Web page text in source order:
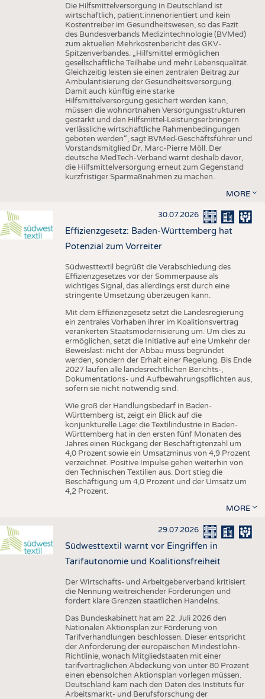
Die Hilfsmittelversorgung in Deutschland ist
wirtschaftlich, patient:innenorientiert und kein
Kostentreiber im Gesundheitswesen, so das Fazit
des Bundesverbands Medizintechnologie (BVMed)
zum aktuellen Mehrkostenbericht des GKV-
Spitzenverbandes. „Hilfsmittel ermöglichen
gesellschaftliche Teilhabe und mehr Lebensqualität.
Gleichzeitig leisten sie einen zentralen Beitrag zur
Ambulantisierung der Gesundheitsversorgung.
Damit auch künftig eine starke
Hilfsmittelversorgung gesichert werden kann,
müssen die wohnortnahen Versorgungsstrukturen
gestärkt und den Hilfsmittel-Leistungserbringern
verlässliche wirtschaftliche Rahmenbedingungen
geboten werden“, sagt BVMed-Geschäftsführer und
Vorstandsmitglied Dr. Marc-Pierre Möll. Der
deutsche MedTech-Verband warnt deshalb davor,
die Hilfsmittelversorgung erneut zum Gegenstand
kurzfristiger Sparmaßnahmen zu machen.
MORE
30.07.2026
Effizienzgesetz: Baden-Württemberg hat
Potenzial zum Vorreiter
Südwesttextil begrüßt die Verabschiedung des
Effizienzgesetzes vor der Sommerpause als
wichtiges Signal, das allerdings erst durch eine
stringente Umsetzung überzeugen kann.
Mit dem Effizienzgesetz setzt die Landesregierung
ein zentrales Vorhaben ihrer im Koalitionsvertrag
verankerten Staatsmodernisierung um. Um dies zu
ermöglichen, setzt die Initiative auf eine Umkehr der
Beweislast: nicht der Abbau muss begründet
werden, sondern der Erhalt einer Regelung. Bis Ende
2027 laufen alle landesrechtlichen Berichts-,
Dokumentations- und Aufbewahrungspflichten aus,
sofern sie nicht notwendig sind.
Wie groß der Handlungsbedarf in Baden-
Württemberg ist, zeigt ein Blick auf die
konjunkturelle Lage: die Textilindustrie in Baden-
Württemberg hat in den ersten fünf Monaten des
Jahres einen Rückgang der Beschäftigtenzahl um
4,0 Prozent sowie ein Umsatzminus von 4,9 Prozent
verzeichnet. Positive Impulse gehen weiterhin von
den Technischen Textilien aus. Dort stieg die
Beschäftigung um 4,0 Prozent und der Umsatz um
4,2 Prozent.
MORE
29.07.2026
Südwesttextil warnt vor Eingriffen in
Tarifautonomie und Koalitionsfreiheit
Der Wirtschafts- und Arbeitgeberverband kritisiert
die Nennung weitreichender Forderungen und
fordert klare Grenzen staatlichen Handelns.
Das Bundeskabinett hat am 22. Juli 2026 den
Nationalen Aktionsplan zur Förderung von
Tarifverhandlungen beschlossen. Dieser entspricht
der Anforderung der europäischen Mindestlohn-
Richtlinie, wonach Mitgliedstaaten mit einer
tarifvertraglichen Abdeckung von unter 80 Prozent
einen ebensolchen Aktionsplan vorlegen müssen.
Deutschland kam nach den Daten des Instituts für
Arbeitsmarkt- und Berufsforschung der